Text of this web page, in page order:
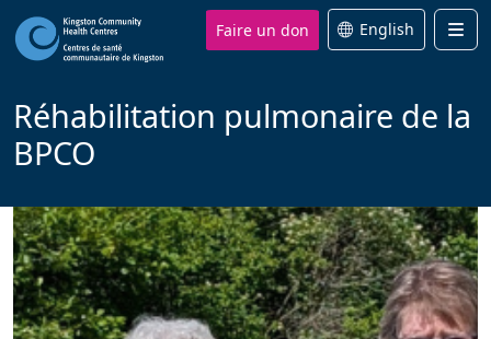
Faire un don English
Réhabilitation pulmonaire de la
BPCO